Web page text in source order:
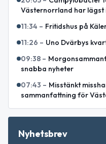
Västernorrland har lägst
11:34 – Fritidshus på
11:26 – Uno Dvärbys
09:38 –
snabba nyheter
07:43 – Misstänkt
sammanfattning för
Nyhetsbrev